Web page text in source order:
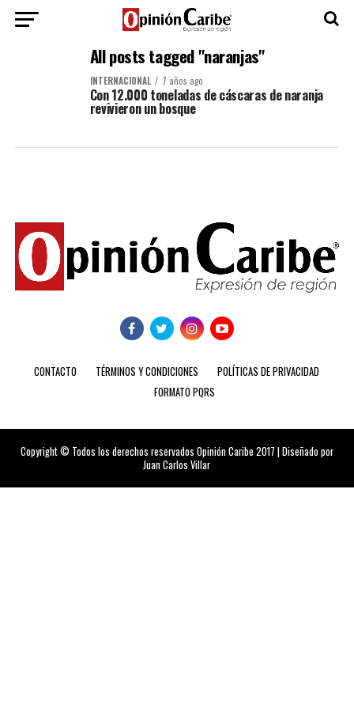
All posts tagged "naranjas"
INTERNACIONAL 7 años ago
Con 12.000 toneladas de cáscaras de naranja
revivieron un bosque
CONTACTO TÉRMINOS Y CONDICIONES
POLÍTICAS DE PRIVACIDAD
FORMATO PQRS
Copyright © Todos los derechos reservados Opinión Caribe 2017 | Diseñado por
Juan Carlos Villar